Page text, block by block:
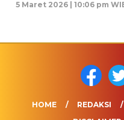
5 Maret 2026 | 10:06 pm
HOME REDAKSI